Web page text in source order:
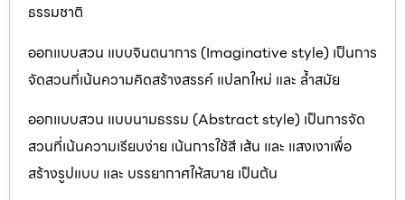
ธรรมชาติ
ออกแบบสวน แบบจินตนาการ (Imaginative style) เป็นการ
จัดสวนที่เน้นความคิดสร้างสรรค์ แปลกใหม่ และ ล้ำสมัย
ออกแบบสวน แบบนามธรรม (Abstract style) เป็นการจัด
สวนที่เน้นความเรียบง่าย เน้นการใช้สี เส้น และ แสงเงาเพื่อ
สร้างรูปแบบ และ บรรยากาศให้สบาย เป็นต้น